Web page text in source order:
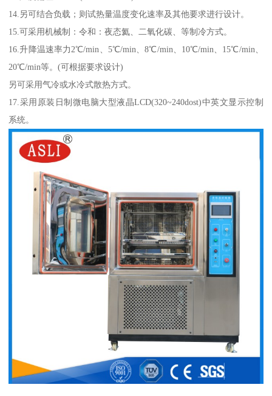
14.另可结合负载；则试热量温度变化速率及其他要求进行设计。
15.可采用机械制：令和：夜态氦、二氧化碳、等制冷方式。
16.升降温速率力2℃/min、5℃/min、8℃/min、10℃/min、15℃/min、
20℃/min等。(可根据要求设计)
另可采用气冷或水冷式散热方式。
17.采用原装日制微电脑大型液晶LCD(320~240dost)中英文显示控制
系统。